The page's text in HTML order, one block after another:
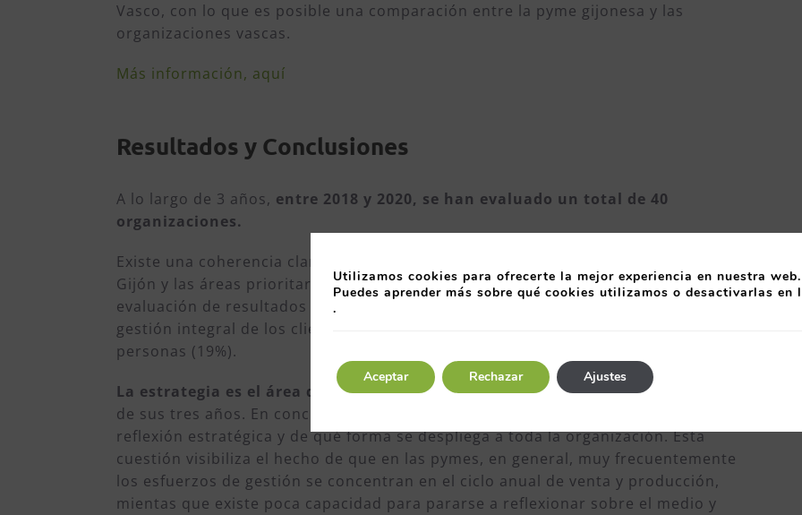
Vasco, con lo que es posible una comparación entre la pyme gijonesa y las
organizaciones vascas.
Más información, aquí
Resultados y Conclusiones
A lo largo de 3 años, entre 2018 y 2020, se han evaluado un total de 40
organizaciones.
Existe una coherencia clara en los resultados de las tres ediciones del proyecto en
Gijón y las áreas prioritarias de gestión son, por este orden, la estrategia (32%), la
evaluación de resultados y establecimiento de objetivos e indicadores (23%), la
gestión integral de los clientes, desde el diseño inicial (20%) y la gestión de
personas (19%).
La estrategia es el área de mejora prioritaria en el proyecto de Gijón
de sus tres años. En concreto, destacan aspectos como el cómo se desarrolla la
reflexión estratégica y de qué forma se despliega a toda la organización. Esta
cuestión visibiliza el hecho de que en las pymes, en general, muy frecuentemente
los esfuerzos de gestión se concentran en el ciclo anual de venta y producción,
mientas que existe poca capacidad para pararse a reflexionar sobre el medio y
Utilizamos cookies para ofrecerte la mejor experiencia en nuestra web.
Puedes aprender más sobre qué cookies utilizamos o desactivarlas en
.
Aceptar Rechazar Ajustes